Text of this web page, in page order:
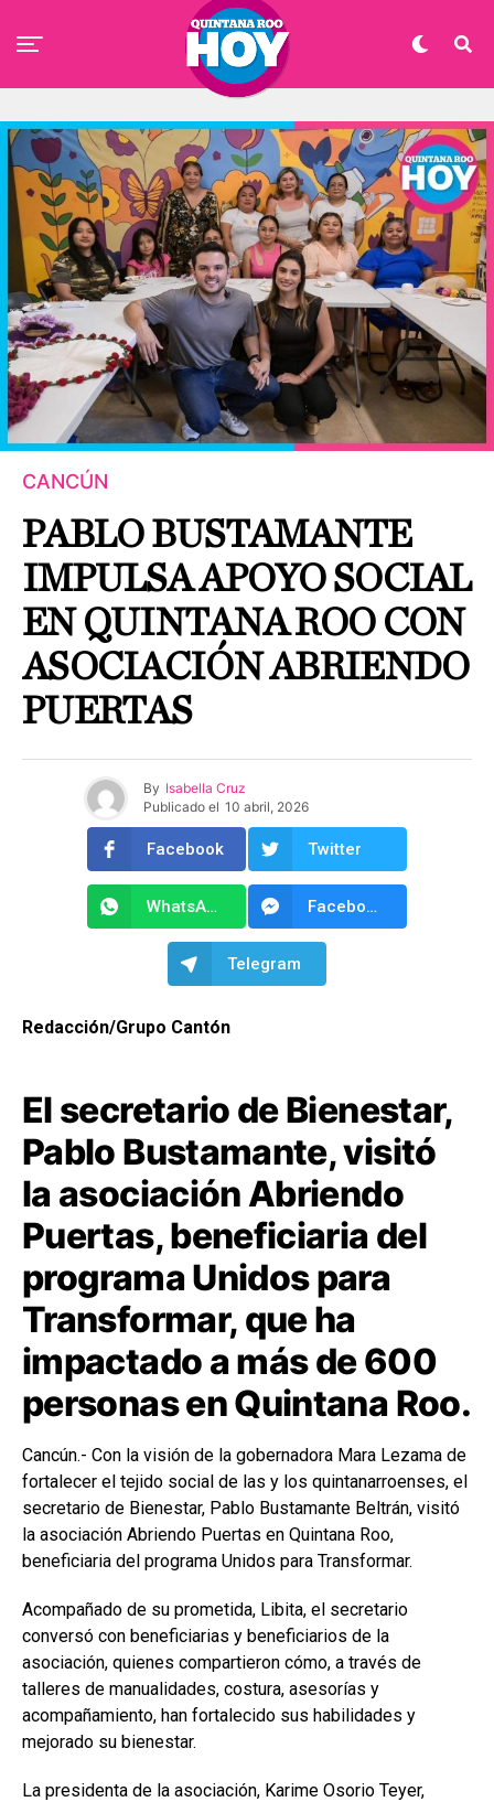
CANCÚN
PABLO BUSTAMANTE
IMPULSA APOYO SOCIAL
EN QUINTANA ROO CON
ASOCIACIÓN ABRIENDO
PUERTAS
By Isabella Cruz
Publicado el 10 abril, 2026
Facebook Twitter
WhatsApp Facebook Messenger
Telegram
Redacción/Grupo Cantón
El secretario de Bienestar,
Pablo Bustamante, visitó
la asociación Abriendo
Puertas, beneficiaria del
programa Unidos para
Transformar, que ha
impactado a más de 600
personas en Quintana Roo.
Cancún.- Con la visión de la gobernadora Mara Lezama de
fortalecer el tejido social de las y los quintanarroenses, el
secretario de Bienestar, Pablo Bustamante Beltrán, visitó
la asociación Abriendo Puertas en Quintana Roo,
beneficiaria del programa Unidos para Transformar.
Acompañado de su prometida, Libita, el secretario
conversó con beneficiarias y beneficiarios de la
asociación, quienes compartieron cómo, a través de
talleres de manualidades, costura, asesorías y
acompañamiento, han fortalecido sus habilidades y
mejorado su bienestar.
La presidenta de la asociación, Karime Osorio Teyer,